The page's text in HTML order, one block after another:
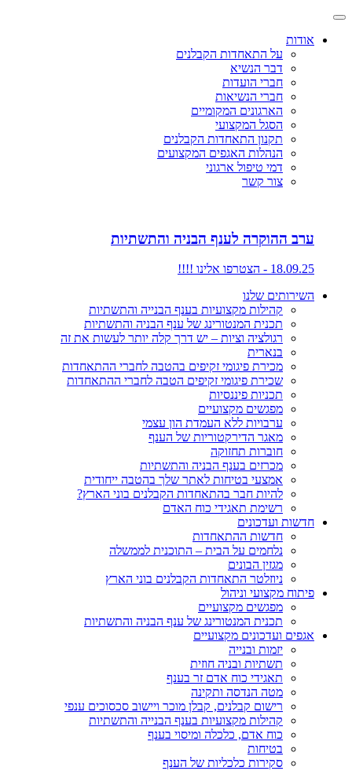
אודות
על התאחדות הקבלנים
דבר הנשיא
חברי הועדות
חברי הנשיאות
הארגונים המקומיים
הסגל המקצועי
תקנון התאחדות הקבלנים
הנהלות האגפים המקצועים
דמי טיפול ארגוני
צור קשר
ערב ההוקרה לענף הבניה והתשתיות
18.09.25 - הצטרפו אלינו !!!!
השירותים שלנו
קהילות מקצועיות בענף הבנייה והתשתיות
תכנית המנטורינג של ענף הבניה והתשתיות
רגולציה וציות – יש דרך קלה יותר לעשות את זה
בנארית
מכירת פיגומי זקיפים בהטבה לחברי ההתאחדות
שכירת פיגומי זקיפים הטבה לחברי ההתאחדות
תכניות פיננסיות
מפגשים מקצועיים
ערבויות ללא העמדת הון עצמי
מאגר הדירקטוריות של הענף
חוברות תחזוקה
מכרזים בענף הבניה והתשתיות
אמצעי בטיחות לאתר שלך בהטבה ייחודית
להיות חבר בהתאחדות הקבלנים בוני הארץ?
רשימת תאגידי כוח האדם
חדשות ועדכונים
חדשות ההתאחדות
נלחמים על הבית – התוכנית לממשלה
מגזין הבונים
ניוזלטר התאחדות הקבלנים בוני הארץ
פיתוח מקצועי וניהול
מפגשים מקצועיים
תכנית המנטורינג של ענף הבניה והתשתיות
אגפים ועדכונים מקצועיים
יזמות ובנייה
תשתיות ובניה חוזית
תאגידי כוח אדם זר בענף
מטה הנדסה ותקינה
רישום קבלנים, קבלן מוכר ויישוב סכסוכים ענפי
קהילות מקצועיות בענף הבנייה והתשתיות
כוח אדם, כלכלה ומיסוי בענף
בטיחות
סקירות כלכליות של הענף